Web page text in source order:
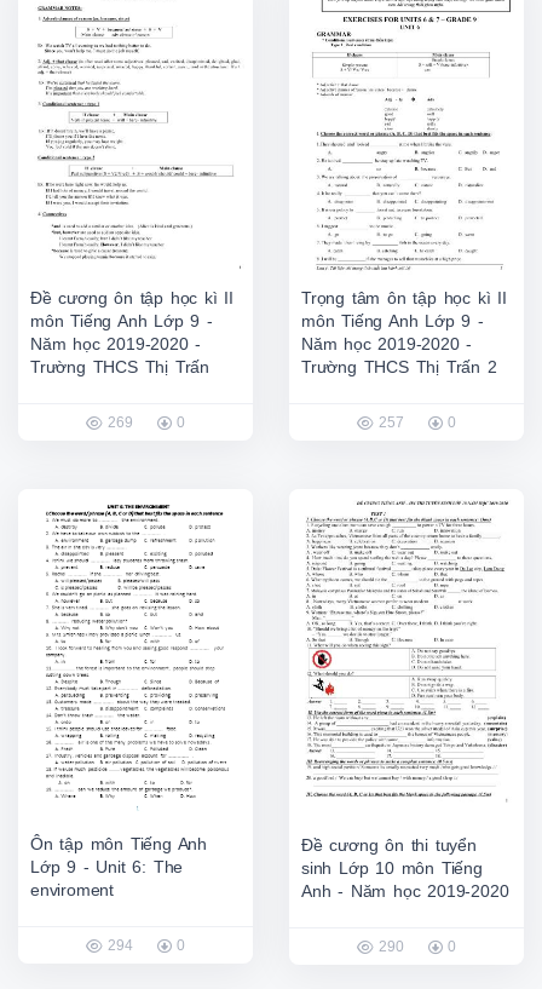
Đề cương ôn tập học kì II
môn Tiếng Anh Lớp 9 -
Năm học 2019-2020 -
Trường THCS Thị Trấn
269 0
Trọng tâm ôn tập học kì II
môn Tiếng Anh Lớp 9 -
Năm học 2019-2020 -
Trường THCS Thị Trấn 2
257 0
Ôn tập môn Tiếng Anh
Lớp 9 - Unit 6: The
enviroment
294 0
Đề cương ôn thi tuyển
sinh Lớp 10 môn Tiếng
Anh - Năm học 2019-2020
290 0